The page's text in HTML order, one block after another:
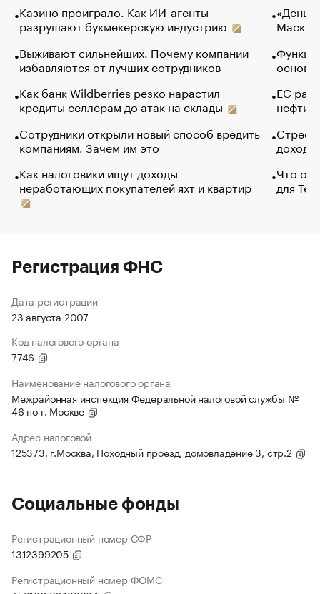
Казино проиграло. Как ИИ-агенты
разрушают букмекерскую индустрию
Выживают сильнейших. Почему компании
избавляются от лучших сотрудников
Как банк Wildberries резко нарастил
кредиты селлерам до атак на склады
Сотрудники открыли новый способ вредить
компаниям. Зачем им это
Как налоговики ищут доходы
неработающих покупателей яхт и квартир
Маск в
основ
ЕС
нефти
Что
для
Регистрация ФНС
Дата регистрации
23 августа 2007
Код налогового органа
7746
Наименование налогового органа
Межрайонная инспекция Федеральной налоговой службы №
46 по г. Москве
Адрес налоговой
125373, г.Москва, Походный проезд, домовладение 3, стр.2
Социальные фонды
Регистрационный номер СФР
1312399205
Регистрационный номер ФОМС